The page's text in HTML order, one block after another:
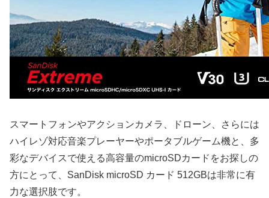
スマートフォンやアクションカメラ、ドローン、さらには
ハイレゾ対応音楽プレーヤーやポータブルゲーム機と、多
彩なデバイスで使える高容量のmicroSDカードをお探しの
方にとって、SanDisk microSD カード 512GBは非常に有
力な選択肢です。